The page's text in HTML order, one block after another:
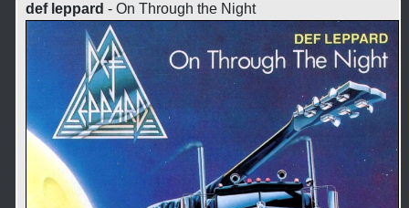
def leppard - On Through the Night